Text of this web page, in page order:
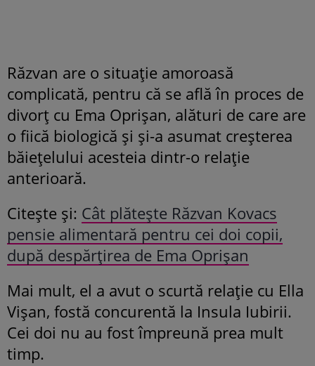
Răzvan are o situație amoroasă
complicată, pentru că se află în proces de
divorț cu Ema Oprișan, alături de care are
o fiică biologică și și-a asumat creșterea
băiețelului acesteia dintr-o relație
anterioară.
Citește și: Cât plătește Răzvan Kovacs
pensie alimentară pentru cei doi copii,
după despărțirea de Ema Oprișan
Mai mult, el a avut o scurtă relație cu Ella
Vișan, fostă concurentă la Insula Iubirii.
Cei doi nu au fost împreună prea mult
timp.